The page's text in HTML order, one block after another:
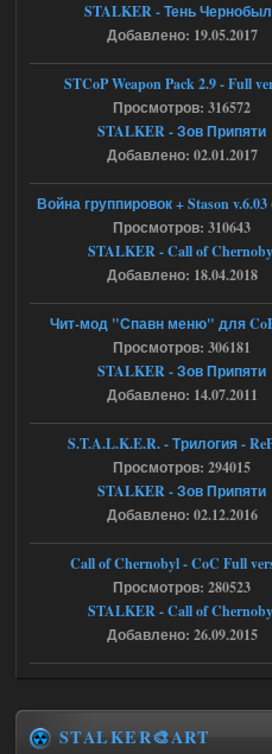
20:23:10.934] [17468]
FATAL ERROR
[error]Expression : FATAL
[error]Function :
CScriptEngine::lua_pcall_failed
[error]File : D:\a\OGSR-
Engine\OGSR-
[error]Line : 75
[error]Description :
[CScriptEngine::lua_pcall_failed]:
ript:510: attempt to index local
(a nil value)
Вылет после захода в Припять.
05.08.2026
Скованные одной цепью
r4908778
с избавлением от
доходяга.
Путь во мгле +
Stalker-Mods-Clan-su
Доступно только для
STALKER - Тень
Добавлено: 19.05.2017
STCoP Weapon Pack 2.9 - Full
Просмотров: 316572
STALKER - Зов Припяти
Добавлено: 02.01.2017
Война группировок + Stason v.6.03
Просмотров: 310643
STALKER - Call of
Добавлено: 18.04.2018
Чит-мод "Спавн меню" для CoP
Просмотров: 306181
STALKER - Зов Припяти
Добавлено: 14.07.2011
S.T.A.L.K.E.R. - Трилогия -
Просмотров: 294015
STALKER - Зов Припяти
Добавлено: 02.12.2016
Call of Chernobyl - CoC Full
Просмотров: 280523
STALKER - Call of
Добавлено: 26.09.2015
STALKER🎨ART